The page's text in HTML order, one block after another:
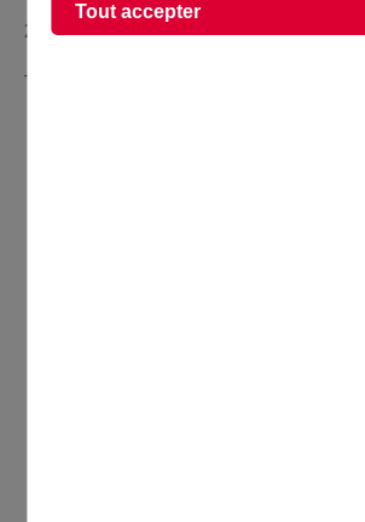
Tout accepter
2, rue du Baron Duchaussoy
Tél : 01 39 91 08 45